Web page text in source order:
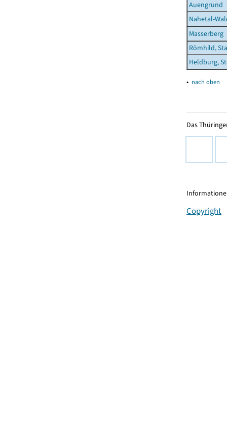
Auengrund
Nahetal-
Masserberg
Römhild,
Heldburg,
▴ nach oben
Das
Copyright